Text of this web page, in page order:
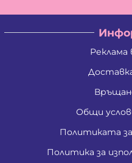
Реклама
Общи
Политиката
Политика за